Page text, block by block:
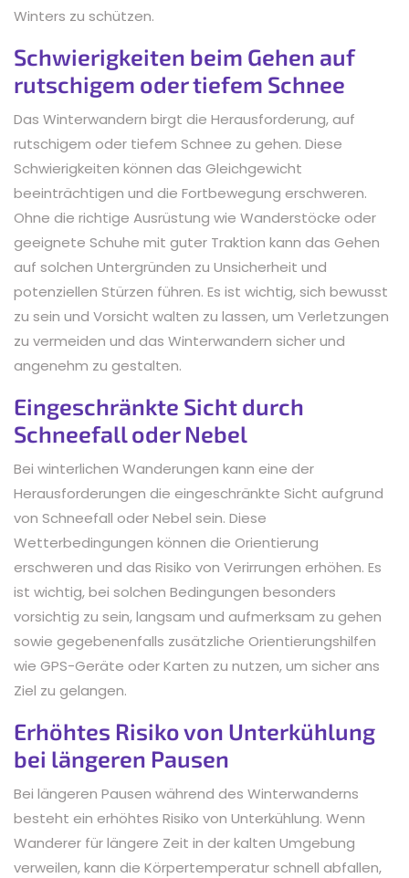
Winters zu schützen.
Schwierigkeiten beim Gehen auf
rutschigem oder tiefem Schnee
Das Winterwandern birgt die Herausforderung, auf
rutschigem oder tiefem Schnee zu gehen. Diese
Schwierigkeiten können das Gleichgewicht
beeinträchtigen und die Fortbewegung erschweren.
Ohne die richtige Ausrüstung wie Wanderstöcke oder
geeignete Schuhe mit guter Traktion kann das Gehen
auf solchen Untergründen zu Unsicherheit und
potenziellen Stürzen führen. Es ist wichtig, sich bewusst
zu sein und Vorsicht walten zu lassen, um Verletzungen
zu vermeiden und das Winterwandern sicher und
angenehm zu gestalten.
Eingeschränkte Sicht durch
Schneefall oder Nebel
Bei winterlichen Wanderungen kann eine der
Herausforderungen die eingeschränkte Sicht aufgrund
von Schneefall oder Nebel sein. Diese
Wetterbedingungen können die Orientierung
erschweren und das Risiko von Verirrungen erhöhen. Es
ist wichtig, bei solchen Bedingungen besonders
vorsichtig zu sein, langsam und aufmerksam zu gehen
sowie gegebenenfalls zusätzliche Orientierungshilfen
wie GPS-Geräte oder Karten zu nutzen, um sicher ans
Ziel zu gelangen.
Erhöhtes Risiko von Unterkühlung
bei längeren Pausen
Bei längeren Pausen während des Winterwanderns
besteht ein erhöhtes Risiko von Unterkühlung. Wenn
Wanderer für längere Zeit in der kalten Umgebung
verweilen, kann die Körpertemperatur schnell abfallen,